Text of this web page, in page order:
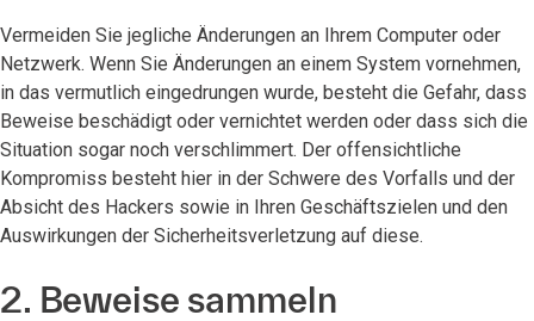
Vermeiden Sie jegliche Änderungen an Ihrem Computer oder
Netzwerk. Wenn Sie Änderungen an einem System vornehmen,
in das vermutlich eingedrungen wurde, besteht die Gefahr, dass
Beweise beschädigt oder vernichtet werden oder dass sich die
Situation sogar noch verschlimmert. Der offensichtliche
Kompromiss besteht hier in der Schwere des Vorfalls und der
Absicht des Hackers sowie in Ihren Geschäftszielen und den
Auswirkungen der Sicherheitsverletzung auf diese.
2. Beweise sammeln